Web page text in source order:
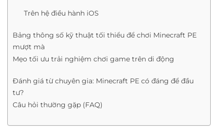
Trên hệ điều hành iOS
Bảng thông số kỹ thuật tối thiểu để chơi Minecraft PE
mượt mà
Mẹo tối ưu trải nghiệm chơi game trên di động
Đánh giá từ chuyên gia: Minecraft PE có đáng để đầu
tư?
Câu hỏi thường gặp (FAQ)